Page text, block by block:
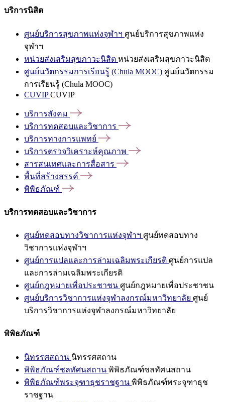
บริการนิสิต
ศูนย์บริการสุขภาพแห่งจุฬาฯ ศูนย์บริการสุขภาพแห่ง
จุฬาฯ
หน่วยส่งเสริมสุขภาวะนิสิต หน่วยส่งเสริมสุขภาวะนิสิต
ศูนย์นวัตกรรมการเรียนรู้ (Chula MOOC) ศูนย์นวัตกรรม
การเรียนรู้ (Chula MOOC)
CUVIPCUVIP
บริการสังคม
บริการทดสอบและวิชาการ
บริการทางการแพทย์
บริการตรวจวิเคราะห์คุณภาพ
สารสนเทศและการสื่อสาร
พื้นที่สร้างสรรค์
พิพิธภัณฑ์
บริการทดสอบและวิชาการ
ศูนย์ทดสอบทางวิชาการแห่งจุฬาฯ ศูนย์ทดสอบทาง
วิชาการแห่งจุฬาฯ
ศูนย์การแปลและการล่ามเฉลิมพระเกียรติ ศูนย์การแปล
และการล่ามเฉลิมพระเกียรติ
ศูนย์กฎหมายเพื่อประชาชน ศูนย์กฎหมายเพื่อประชาชน
ศูนย์บริการวิชาการแห่งจุฬาลงกรณ์มหาวิทยาลัย ศูนย์
บริการวิชาการแห่งจุฬาลงกรณ์มหาวิทยาลัย
พิพิธภัณฑ์
นิทรรศสถาน นิทรรศสถาน
พิพิธภัณฑ์ชลทัศนสถาน พิพิธภัณฑ์ชลทัศนสถาน
พิพิธภัณฑ์พระจุฑาธุชราชฐาน พิพิธภัณฑ์พระจุฑาธุช
ราชฐาน